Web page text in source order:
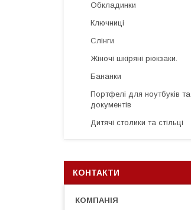
Обкладинки
Ключниці
Слінги
Жіночі шкіряні рюкзаки.
Бананки
Портфелі для ноутбуків та
документів
Дитячі столики та стільці
КОНТАКТИ